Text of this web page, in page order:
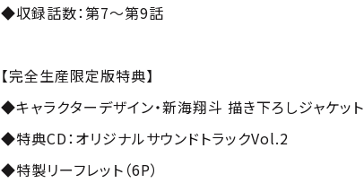
◆収録話数：第7～第9話
【完全生産限定版特典】
◆キャラクターデザイン・新海翔斗 描き下ろしジャケット
◆特典CD：オリジナルサウンドトラックVol.2
◆特製リーフレット（6P）